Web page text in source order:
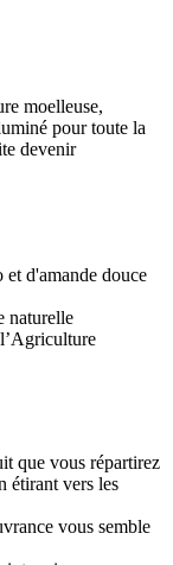
moelleuse,
pour toute la
devenir
d'amande douce
naturelle
que vous répartirez
étirant vers les
vous semble